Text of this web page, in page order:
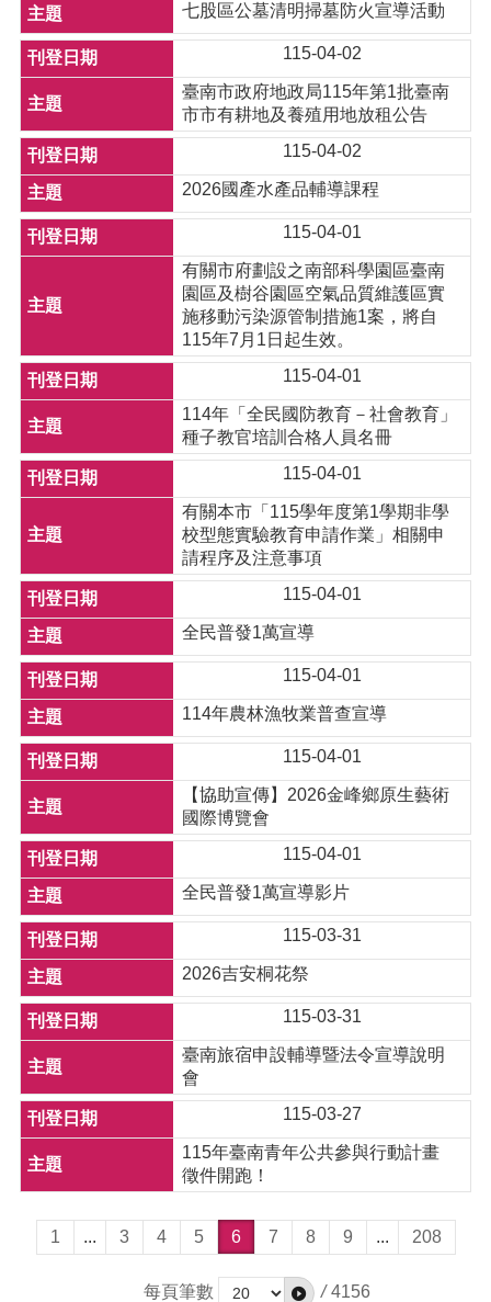
七股區公墓清明掃墓防火宣導活動
115-04-02
臺南市政府地政局115年第1批臺南
市市有耕地及養殖用地放租公告
115-04-02
2026國產水產品輔導課程
115-04-01
有關市府劃設之南部科學園區臺南
園區及樹谷園區空氣品質維護區實
施移動污染源管制措施1案，將自
115年7月1日起生效。
115-04-01
114年「全民國防教育－社會教育」
種子教官培訓合格人員名冊
115-04-01
有關本市「115學年度第1學期非學
校型態實驗教育申請作業」相關申
請程序及注意事項
115-04-01
全民普發1萬宣導
115-04-01
114年農林漁牧業普查宣導
115-04-01
【協助宣傳】2026金峰鄉原生藝術
國際博覽會
115-04-01
全民普發1萬宣導影片
115-03-31
2026吉安桐花祭
115-03-31
臺南旅宿申設輔導暨法令宣導說明
會
115-03-27
115年臺南青年公共參與行動計畫
徵件開跑！
1 ... 3 4 5 6 7 8 9 ... 208
每頁筆數 / 4156